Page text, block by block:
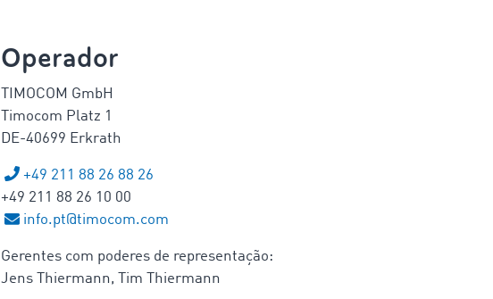
Operador
TIMOCOM GmbH
Timocom Platz 1
DE-40699 Erkrath
+49 211 88 26 88 26
+49 211 88 26 10 00
info.pt@timocom.com
Gerentes com poderes de representação:
Jens Thiermann, Tim Thiermann